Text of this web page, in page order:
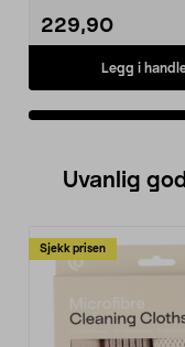
229,90
Legg i
Uvanlig
Sjekk prisen